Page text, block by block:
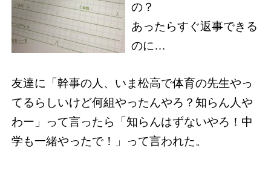
の？
あったらすぐ返事できる
のに…
友達に「幹事の人、いま松高で体育の先生やっ
てるらしいけど何組やったんやろ？知らん人や
わー」って言ったら「知らんはずないやろ！中
学も一緒やったで！」って言われた。